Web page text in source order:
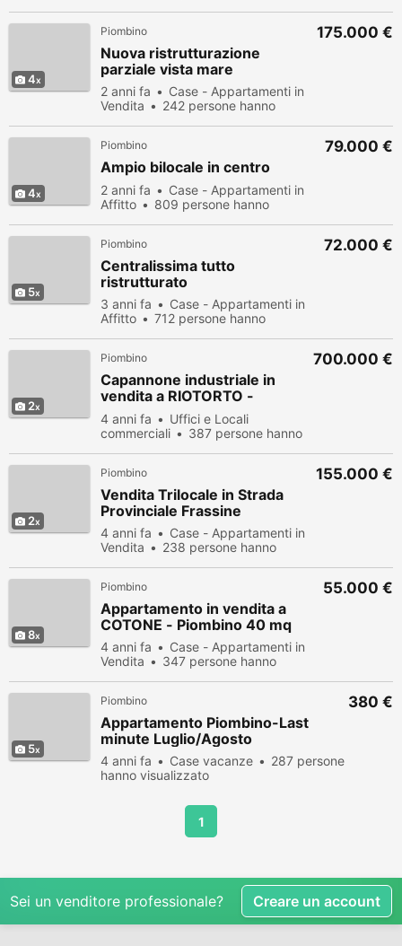
4
Piombino
Nuova ristrutturazione
parziale vista mare
2 anni fa
Case - Appartamenti in
Vendita
242 persone hanno
175.000 €
4
Piombino
Ampio bilocale in centro
2 anni fa
Case - Appartamenti in
Affitto
809 persone hanno
79.000 €
5
Piombino
Centralissima tutto
ristrutturato
3 anni fa
Case - Appartamenti in
Affitto
712 persone hanno
72.000 €
2
Piombino
Capannone industriale in
vendita a RIOTORTO -
Piombino 4500 mq Rif:
152048
4 anni fa
Uffici e Locali
commerciali
387 persone hanno
700.000 €
2
Piombino
Vendita Trilocale in Strada
Provinciale Frassine
4 anni fa
Case - Appartamenti in
Vendita
238 persone hanno
155.000 €
8
Piombino
Appartamento in vendita a
COTONE - Piombino 40 mq
4 anni fa
Case - Appartamenti in
Vendita
347 persone hanno
55.000 €
5
Piombino
Appartamento Piombino-Last
minute Luglio/Agosto
4 anni fa Case vacanze
287 persone
hanno visualizzato
380 €
1
Sei un venditore professionale? Creare un account